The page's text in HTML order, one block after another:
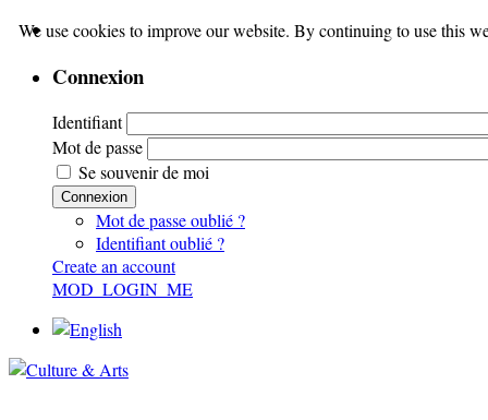
Connexion
Identifiant
Mot de passe
Se souvenir de moi
Connexion
Mot de passe oublié ?
Identifiant oublié ?
Create an account
MOD_LOGIN_ME
We use cookies to improve our website. By continuing to use this